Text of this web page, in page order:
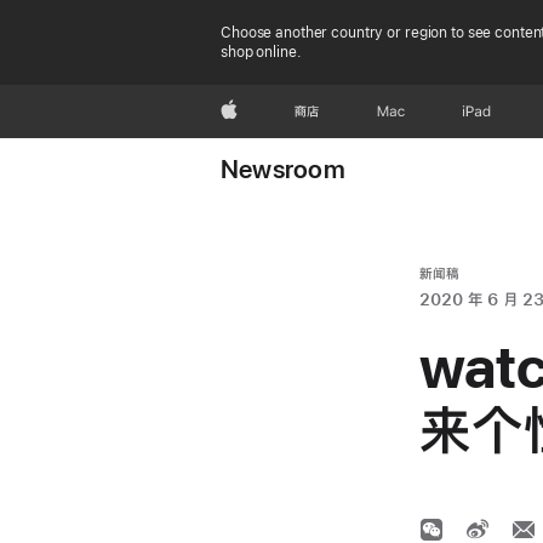
Choose another country or region to see
shop online.
Apple 商店 Mac iPad
Newsroom
新闻稿
2020 年 6 月
来个